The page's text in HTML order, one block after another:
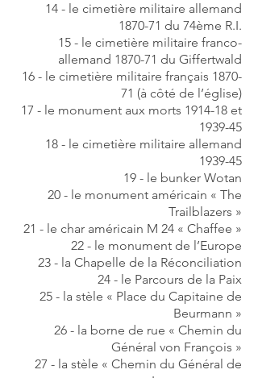
14 - le cimetière militaire allemand
1870-71 du 74ème R.I.
15 - le cimetière militaire franco-
allemand 1870-71 du Giffertwald
16 - le cimetière militaire français 1870-
71 (à côté de l’église)
17 - le monument aux morts 1914-18 et
1939-45
18 - le cimetière militaire allemand
1939-45
19 - le bunker Wotan
20 - le monument américain « The
Trailblazers »
21 - le char américain M 24 « Chaffee »
22 - le monument de l’Europe
23 - la Chapelle de la Réconciliation
24 - le Parcours de la Paix
25 - la stèle « Place du Capitaine de
Beurmann »
26 - la borne de rue « Chemin du
Général von François »
27 - la stèle « Chemin du Général de